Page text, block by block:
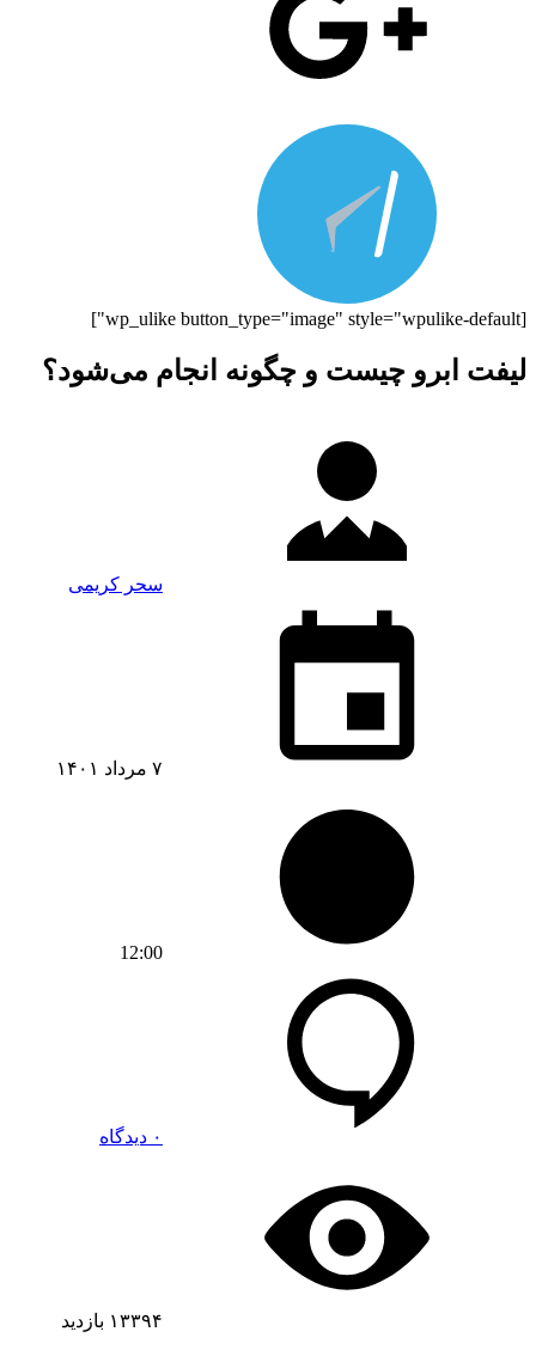
[wp_ulike button_type="image" style="wpulike-default"]
لیفت ابرو چیست و چگونه انجام می‌شود؟
سحر کریمی
۷ مرداد ۱۴۰۱
12:00
۰ دیدگاه
۱۳۳۹۴ بازدید